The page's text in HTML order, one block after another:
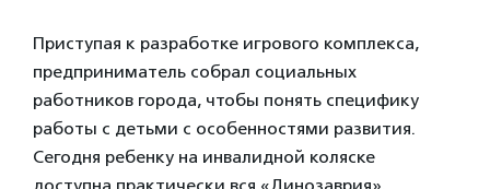
Приступая к разработке игрового комплекса,
предприниматель собрал социальных
работников города, чтобы понять специфику
работы с детьми с особенностями развития.
Сегодня ребенку на инвалидной коляске